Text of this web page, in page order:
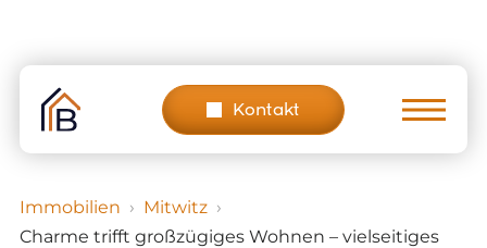
content
Kontakt
Immobilien
Mitwitz
Charme trifft großzügiges Wohnen – vielseitiges